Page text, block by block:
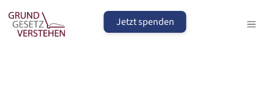
Jetzt spenden
Inhalt
springen